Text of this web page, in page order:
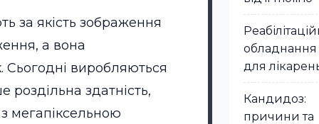
за якість зображення
а вона
Сьогодні виробляються
здатність,
мегапіксельною
обладнання
для
Кандидоз:
причини та